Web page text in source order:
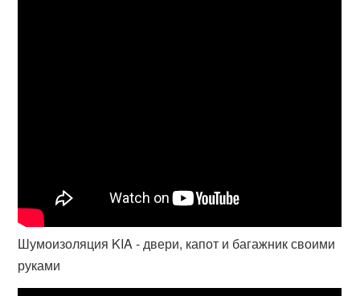
Шумоизоляция KIA - двери, капот и багажник своими
руками